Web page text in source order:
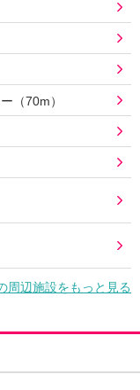
（70m）
周辺施設をもっと見る